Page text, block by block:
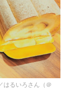
はるいろさん（＠